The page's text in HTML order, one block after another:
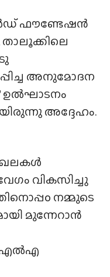
ഫൗണ്ടേഷൻ
താലൂക്കിലെ
അനുമോദന
‘ ഉൽഘാടനം
അദ്ദേഹം.
വികസിച്ചു
നമ്മുടെ
മുന്നേറാൻ